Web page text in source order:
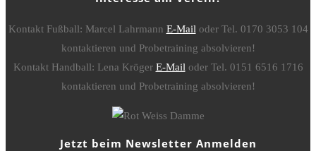
Kontakt Fußball: Marcel Lahrmann E-Mail oder Tel. 0170 3053 104
kontaktieren und Probetraining absolvieren!
Kontakt Handball: Lena Kröger E-Mail oder Tel. 0151 6516 1716
kontaktieren und Probetraining absolvieren!
Jetzt beim Newsletter Anmelden